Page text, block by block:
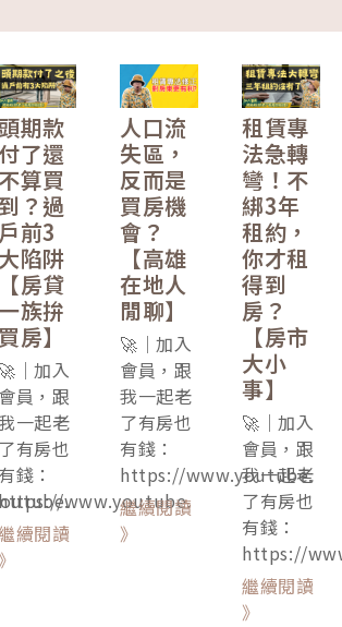
期款
付了還
不算買
到？過
戶前3
大陷阱
【房貸
族拚
買房】
🚀｜加入
會員，跟
一起老
了有房也
有錢：
www.youtube.
續閱讀
》
人口流
失區，
反而是
買房機
會？
【高雄
在地人
閒聊】
🚀｜加入
會員，跟
我一起老
了有房也
有錢：
https://www.youtube.
繼續閱讀
》
租賃專
法急轉
彎！不
綁3年
租約，
你才租
得到
房？
【房市
大小
事】
🚀｜加入
會員，跟
我一起老
了有房也
有錢：
https://
繼續閱讀
》